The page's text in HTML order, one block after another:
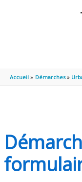
Accueil Démarches